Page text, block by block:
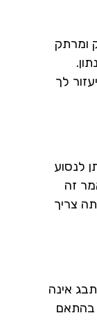
ומרתק
לך
לנסוע
זה
צריך
אינה
הוא כ-30 דקות, בהתאם